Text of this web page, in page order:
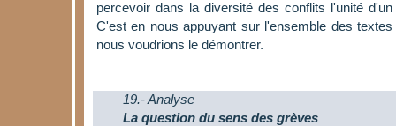
percevoir dans la diversité des conflits l'unité
C'est en nous appuyant sur l'ensemble des
nous voudrions le démontrer.
19.- Analyse
La question du sens des grèves